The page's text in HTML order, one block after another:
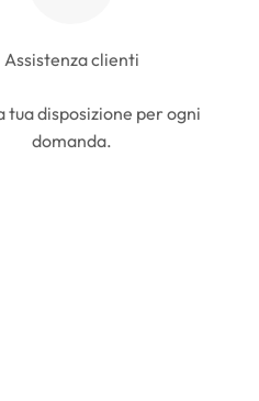
Assistenza clienti
tua disposizione per ogni
domanda.